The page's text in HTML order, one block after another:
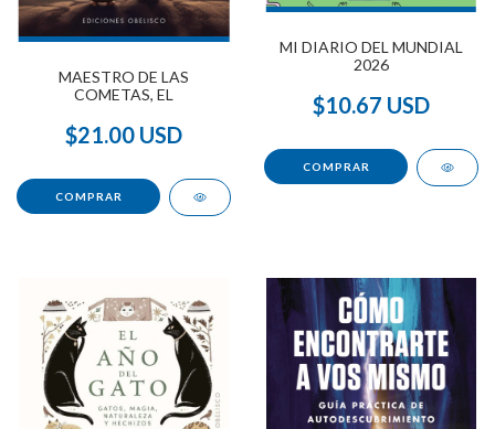
MAESTRO DE LAS
COMETAS, EL
$21.00 USD
MI DIARIO DEL MUNDIAL
2026
$10.67 USD